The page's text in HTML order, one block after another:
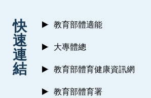
快
速
連
結
教育部體適能
大專體總
教育部體育健康資訊網
教育部體育署